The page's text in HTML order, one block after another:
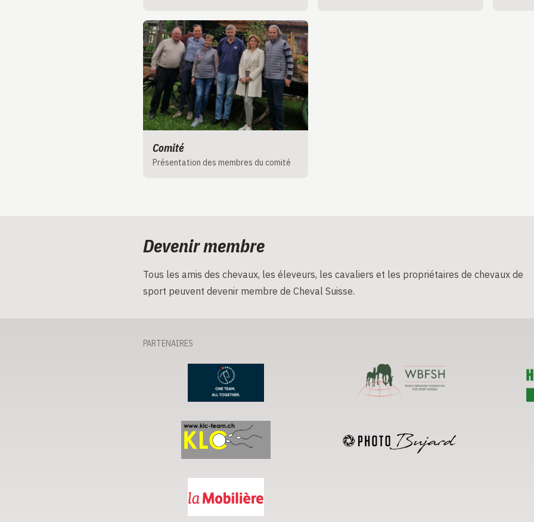
Comité
Présentation des membres du comité
Devenir membre
Tous les amis des chevaux, les éleveurs, les cavaliers et les propriétaires de chevaux de
sport peuvent devenir membre de Cheval Suisse.
PARTENAIRES